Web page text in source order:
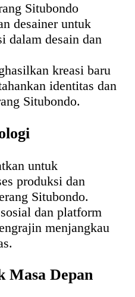
Situbondo
desainer untuk
dalam desain dan
kreasi baru
identitas dan
Situbondo.
untuk
produksi dan
Situbondo.
dan platform
menjangkau
Masa Depan